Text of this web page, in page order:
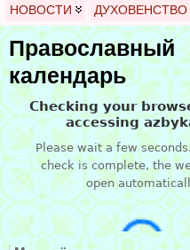
НОВОСТИ ДУХОВЕНСТВО
Православный
календарь